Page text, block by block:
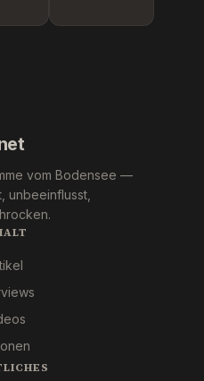
vom Bodensee —
unbeeinflusst,